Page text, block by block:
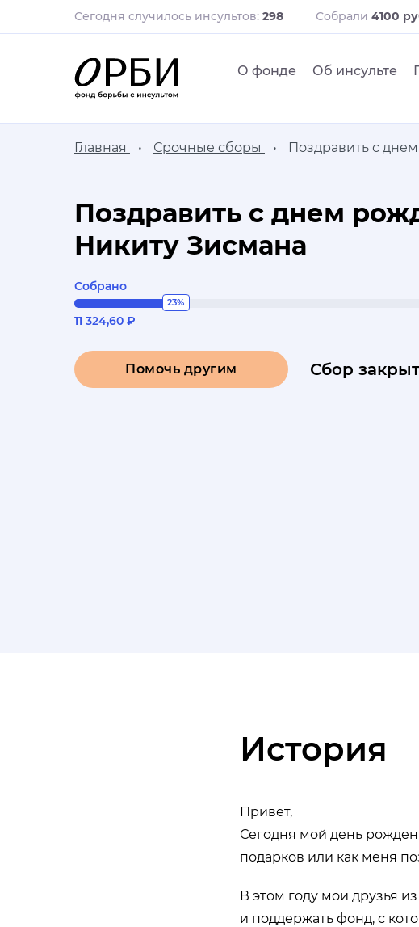
Сегодня случилось инсультов: 298 Собрали 4100
О фонде Об инсульте
Главная Срочные сборы Поздравить с
Поздравить с днем
Никиту Зисмана
Собрано
23%
11 324,60 ₽
Помочь другим Сбор
История
Привет,
Сегодня мой день
подарков или как меня
В этом году мои друзья
и поддержать фонд, с